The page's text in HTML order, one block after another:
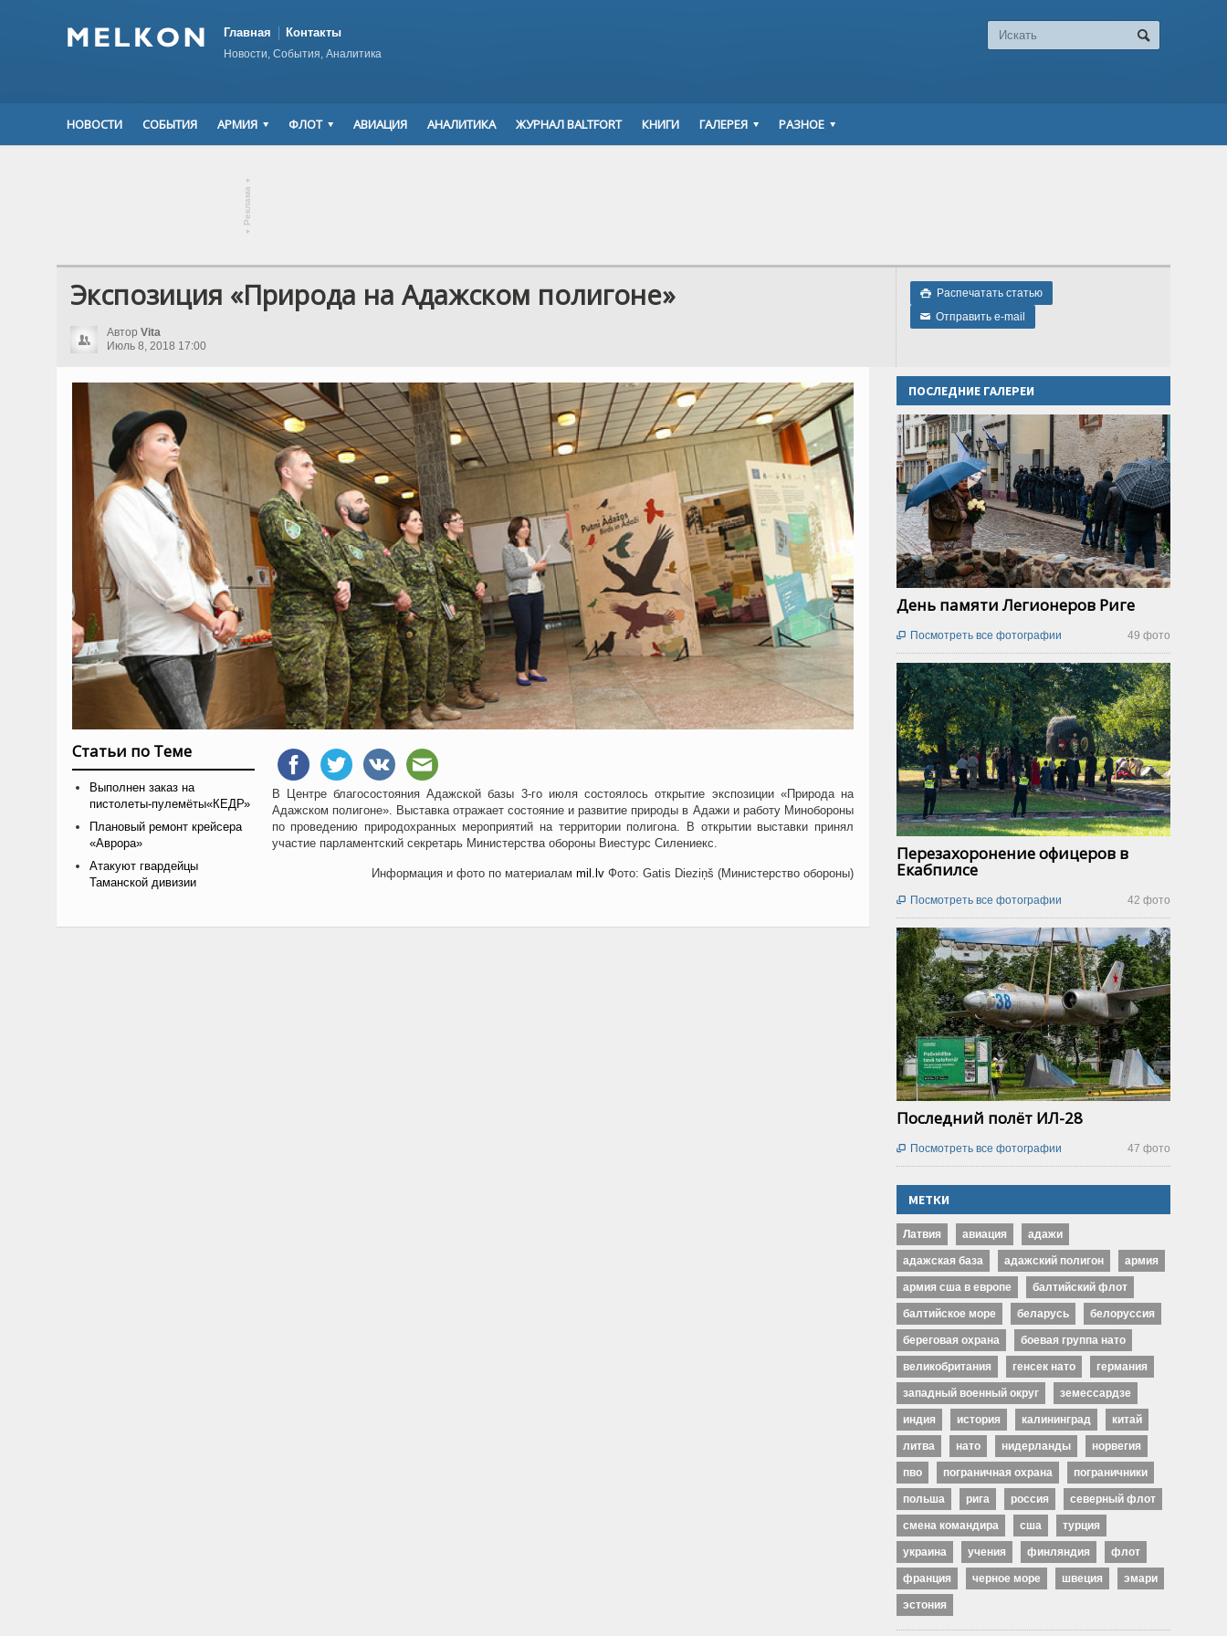
Главная Контакты
Новости, События, Аналитика
НОВОСТИ СОБЫТИЯ АРМИЯ ФЛОТ АВИАЦИЯ АНАЛИТИКА ЖУРНАЛ BALTFORT КНИГИ ГАЛЕРЕЯ РАЗНОЕ
▾
Реклама
▾
 Распечатать статью
✉ Отправить e-mail
Экспозиция «Природа на Адажском полигоне»
Автор Vita
Июль 8, 2018 17:00
Статьи по Теме
Выполнен заказ на
пистолеты-пулемёты«КЕДР»
Плановый ремонт крейсера
«Аврора»
Атакуют гвардейцы
Таманской дивизии
В Центре благосостояния Адажской базы 3-го июля состоялось открытие экспозиции «Природа на
Адажском полигоне». Выставка отражает состояние и развитие природы в Адажи и работу Минобороны
по проведению природохранных мероприятий на территории полигона. В открытии выставки принял
участие парламентский секретарь Министерства обороны Виестурс Силениекс.
Информация и фото по материалам mil.lvФото: Gatis Dieziņš (Министерство обороны)
ПОСЛЕДНИЕ ГАЛЕРЕИ
День памяти Легионеров Риге
49 фото
 Посмотреть все фотографии
Перезахоронение офицеров в
Екабпилсе
42 фото
 Посмотреть все фотографии
Последний полёт ИЛ-28
47 фото
 Посмотреть все фотографии
МЕТКИ
Латвия авиация адажи
адажская база адажский полигон армия
армия сша в европе балтийский флот
балтийское море беларусь белоруссия
береговая охрана боевая группа нато
великобритания генсек нато германия
западный военный округ земессардзе
индия история калининград китай
литва нато нидерланды норвегия
пво пограничная охрана пограничники
польша рига россия северный флот
смена командира сша турция
украина учения финляндия флот
франция черное море швеция эмари
эстония